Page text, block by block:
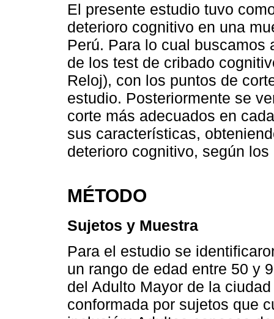
El presente estudio tuvo
deterioro cognitivo en una
Perú. Para lo cual buscamos
de los test de cribado
Reloj), con los puntos de
estudio. Posteriormente se
corte más adecuados en
sus características,
deterioro cognitivo, según
MÉTODO
Sujetos y Muestra
Para el estudio se
un rango de edad entre 50 y
del Adulto Mayor de la
conformada por sujetos que